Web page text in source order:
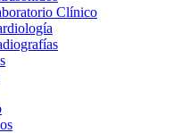
Clínico